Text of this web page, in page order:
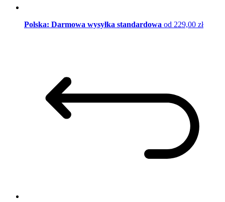
Polska: Darmowa wysyłka standardowa od 229,00 zł